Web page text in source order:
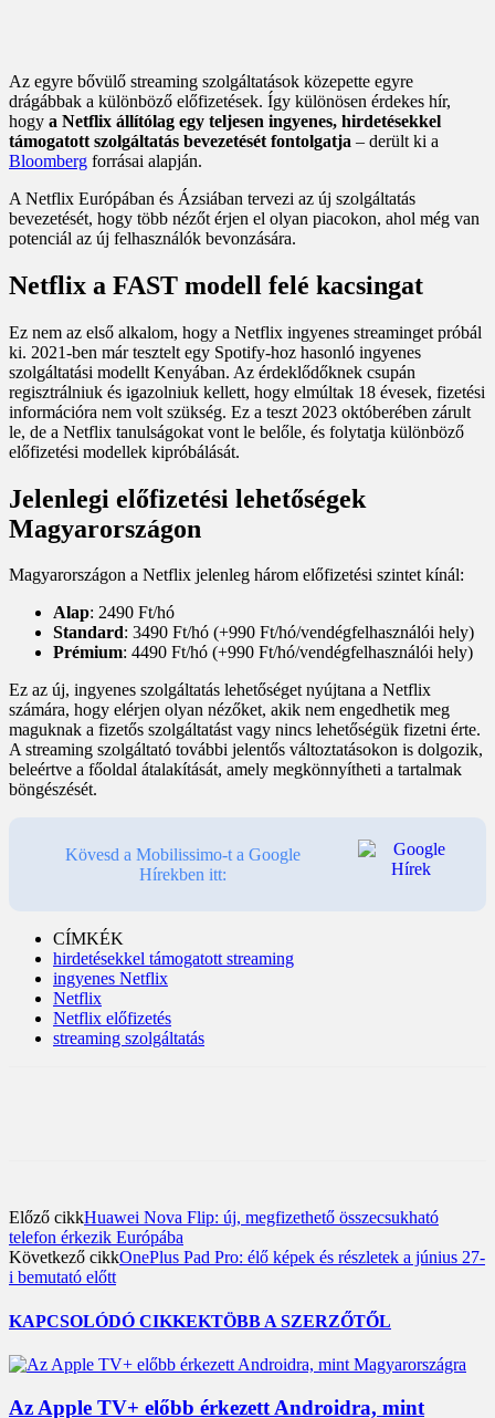
Az egyre bővülő streaming szolgáltatások közepette egyre
drágábbak a különböző előfizetések. Így különösen érdekes hír,
hogy a Netflix állítólag egy teljesen ingyenes, hirdetésekkel
támogatott szolgáltatás bevezetését fontolgatja – derült ki a
Bloomberg forrásai alapján.
A Netflix Európában és Ázsiában tervezi az új szolgáltatás
bevezetését, hogy több nézőt érjen el olyan piacokon, ahol még van
potenciál az új felhasználók bevonzására.
Netflix a FAST modell felé kacsingat
Ez nem az első alkalom, hogy a Netflix ingyenes streaminget próbál
ki. 2021-ben már tesztelt egy Spotify-hoz hasonló ingyenes
szolgáltatási modellt Kenyában. Az érdeklődőknek csupán
regisztrálniuk és igazolniuk kellett, hogy elmúltak 18 évesek, fizetési
információra nem volt szükség. Ez a teszt 2023 októberében zárult
le, de a Netflix tanulságokat vont le belőle, és folytatja különböző
előfizetési modellek kipróbálását.
Jelenlegi előfizetési lehetőségek
Magyarországon
Magyarországon a Netflix jelenleg három előfizetési szintet kínál:
Alap: 2490 Ft/hó
Standard: 3490 Ft/hó (+990 Ft/hó/vendégfelhasználói hely)
Prémium: 4490 Ft/hó (+990 Ft/hó/vendégfelhasználói hely)
Ez az új, ingyenes szolgáltatás lehetőséget nyújtana a Netflix
számára, hogy elérjen olyan nézőket, akik nem engedhetik meg
maguknak a fizetős szolgáltatást vagy nincs lehetőségük fizetni érte.
A streaming szolgáltató további jelentős változtatásokon is dolgozik,
beleértve a főoldal átalakítását, amely megkönnyítheti a tartalmak
böngészését.
Kövesd a Mobilissimo-t a Google
Hírekben itt:
CÍMKÉK
hirdetésekkel támogatott streaming
ingyenes Netflix
Netflix
Netflix előfizetés
streaming szolgáltatás
Előző cikkHuawei Nova Flip: új, megfizethető összecsukható
telefon érkezik Európába
Következő cikkOnePlus Pad Pro: élő képek és részletek a június 27-
i bemutató előtt
KAPCSOLÓDÓ CIKKEKTÖBB A SZERZŐTŐL
Az Apple TV+ előbb érkezett Androidra, mint